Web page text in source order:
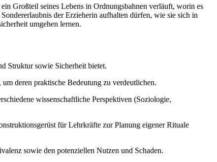
Großteil seines Lebens in Ordnungsbahnen verläuft, worin es
der Erzieherin aufhalten dürfen, wie sie sich in
umgehen lernen.
Struktur sowie Sicherheit bietet.
deren praktische Bedeutung zu verdeutlichen.
wissenschaftliche Perspektiven (Soziologie,
für Lehrkräfte zur Planung eigener Rituale
sowie den potenziellen Nutzen und Schaden.